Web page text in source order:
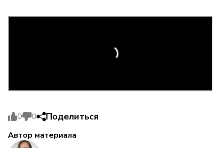
0 0 Поделиться
Автор материала